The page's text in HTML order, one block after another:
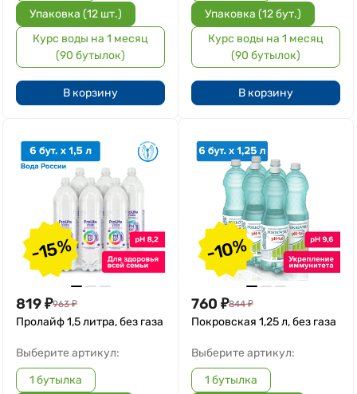
Упаковка (12 шт.)
Курс воды на 1 месяц
(90 бутылок)
В корзину
Упаковка (12 бут.)
Курс воды на 1 месяц
(90 бутылок)
В корзину
-15%
819₽963 ₽
Пролайф 1,5 литра, без газа
Выберите артикул:
1 бутылка
-10%
760 ₽844 ₽
Покровская 1,25 л, без газа
Выберите артикул:
1 бутылка